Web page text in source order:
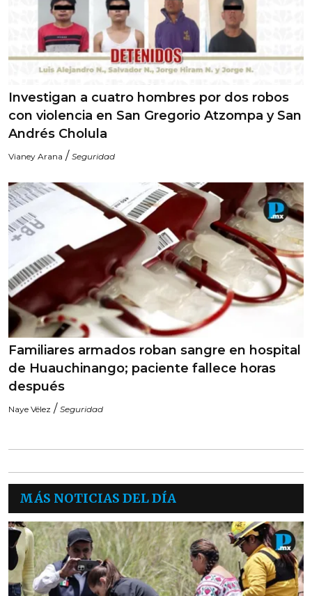
Investigan a cuatro hombres por dos robos
con violencia en San Gregorio Atzompa y San
Andrés Cholula
Vianey Arana / Seguridad
Familiares armados roban sangre en hospital
de Huauchinango; paciente fallece horas
después
Naye Vélez / Seguridad
MÁS NOTICIAS DEL DÍA